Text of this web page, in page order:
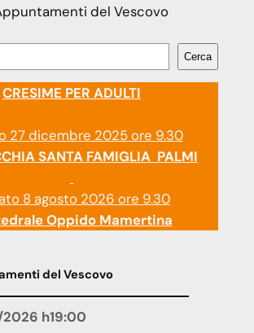
del Vescovo
Cerca
CRESIME PER ADULTI
27 dicembre 2025 ore 9.30
SANTA FAMIGLIA PALMI
8 agosto 2026 ore 9.30
Oppido Mamertina
del Vescovo
h19:00